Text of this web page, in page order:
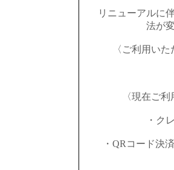
リニューアルに
法が
〈ご利用い
〈現在ご
・ク
・QRコード決